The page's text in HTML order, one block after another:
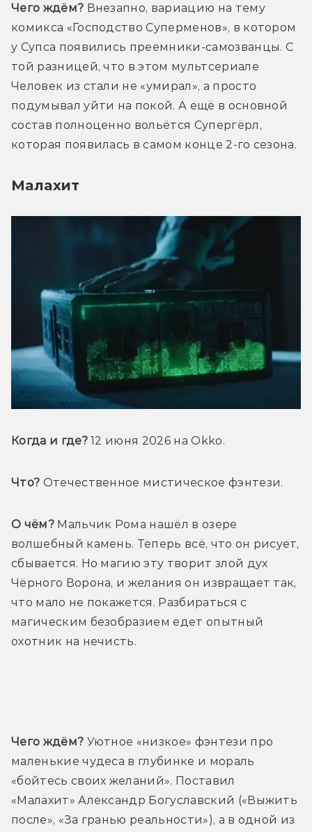
Чего ждём? Внезапно, вариацию на тему
комикса «Господство Суперменов», в котором
у Супса появились преемники-самозванцы. С
той разницей, что в этом мультсериале
Человек из стали не «умирал», а просто
подумывал уйти на покой. А ещё в основной
состав полноценно вольётся Супергёрл,
которая появилась в самом конце 2-го сезона.
Малахит
Когда и где? 12 июня 2026 на Okko.
Что? Отечественное мистическое фэнтези.
О чём? Мальчик Рома нашёл в озере
волшебный камень. Теперь всё, что он рисует,
сбывается. Но магию эту творит злой дух
Чёрного Ворона, и желания он извращает так,
что мало не покажется. Разбираться с
магическим безобразием едет опытный
охотник на нечисть.
Чего ждём? Уютное «низкое» фэнтези про
маленькие чудеса в глубинке и мораль
«бойтесь своих желаний». Поставил
«Малахит» Александр Богуславский («Выжить
после», «За гранью реальности»), а в одной из